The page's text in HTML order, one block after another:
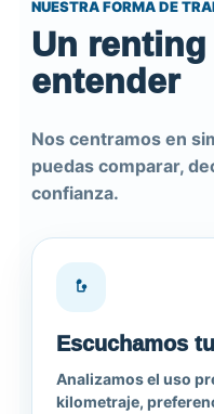
NUESTRA FORMA DE
Un
entender
Nos centramos en
puedas comparar,
confianza.
Escuchamos
Analizamos el uso
kilometraje,